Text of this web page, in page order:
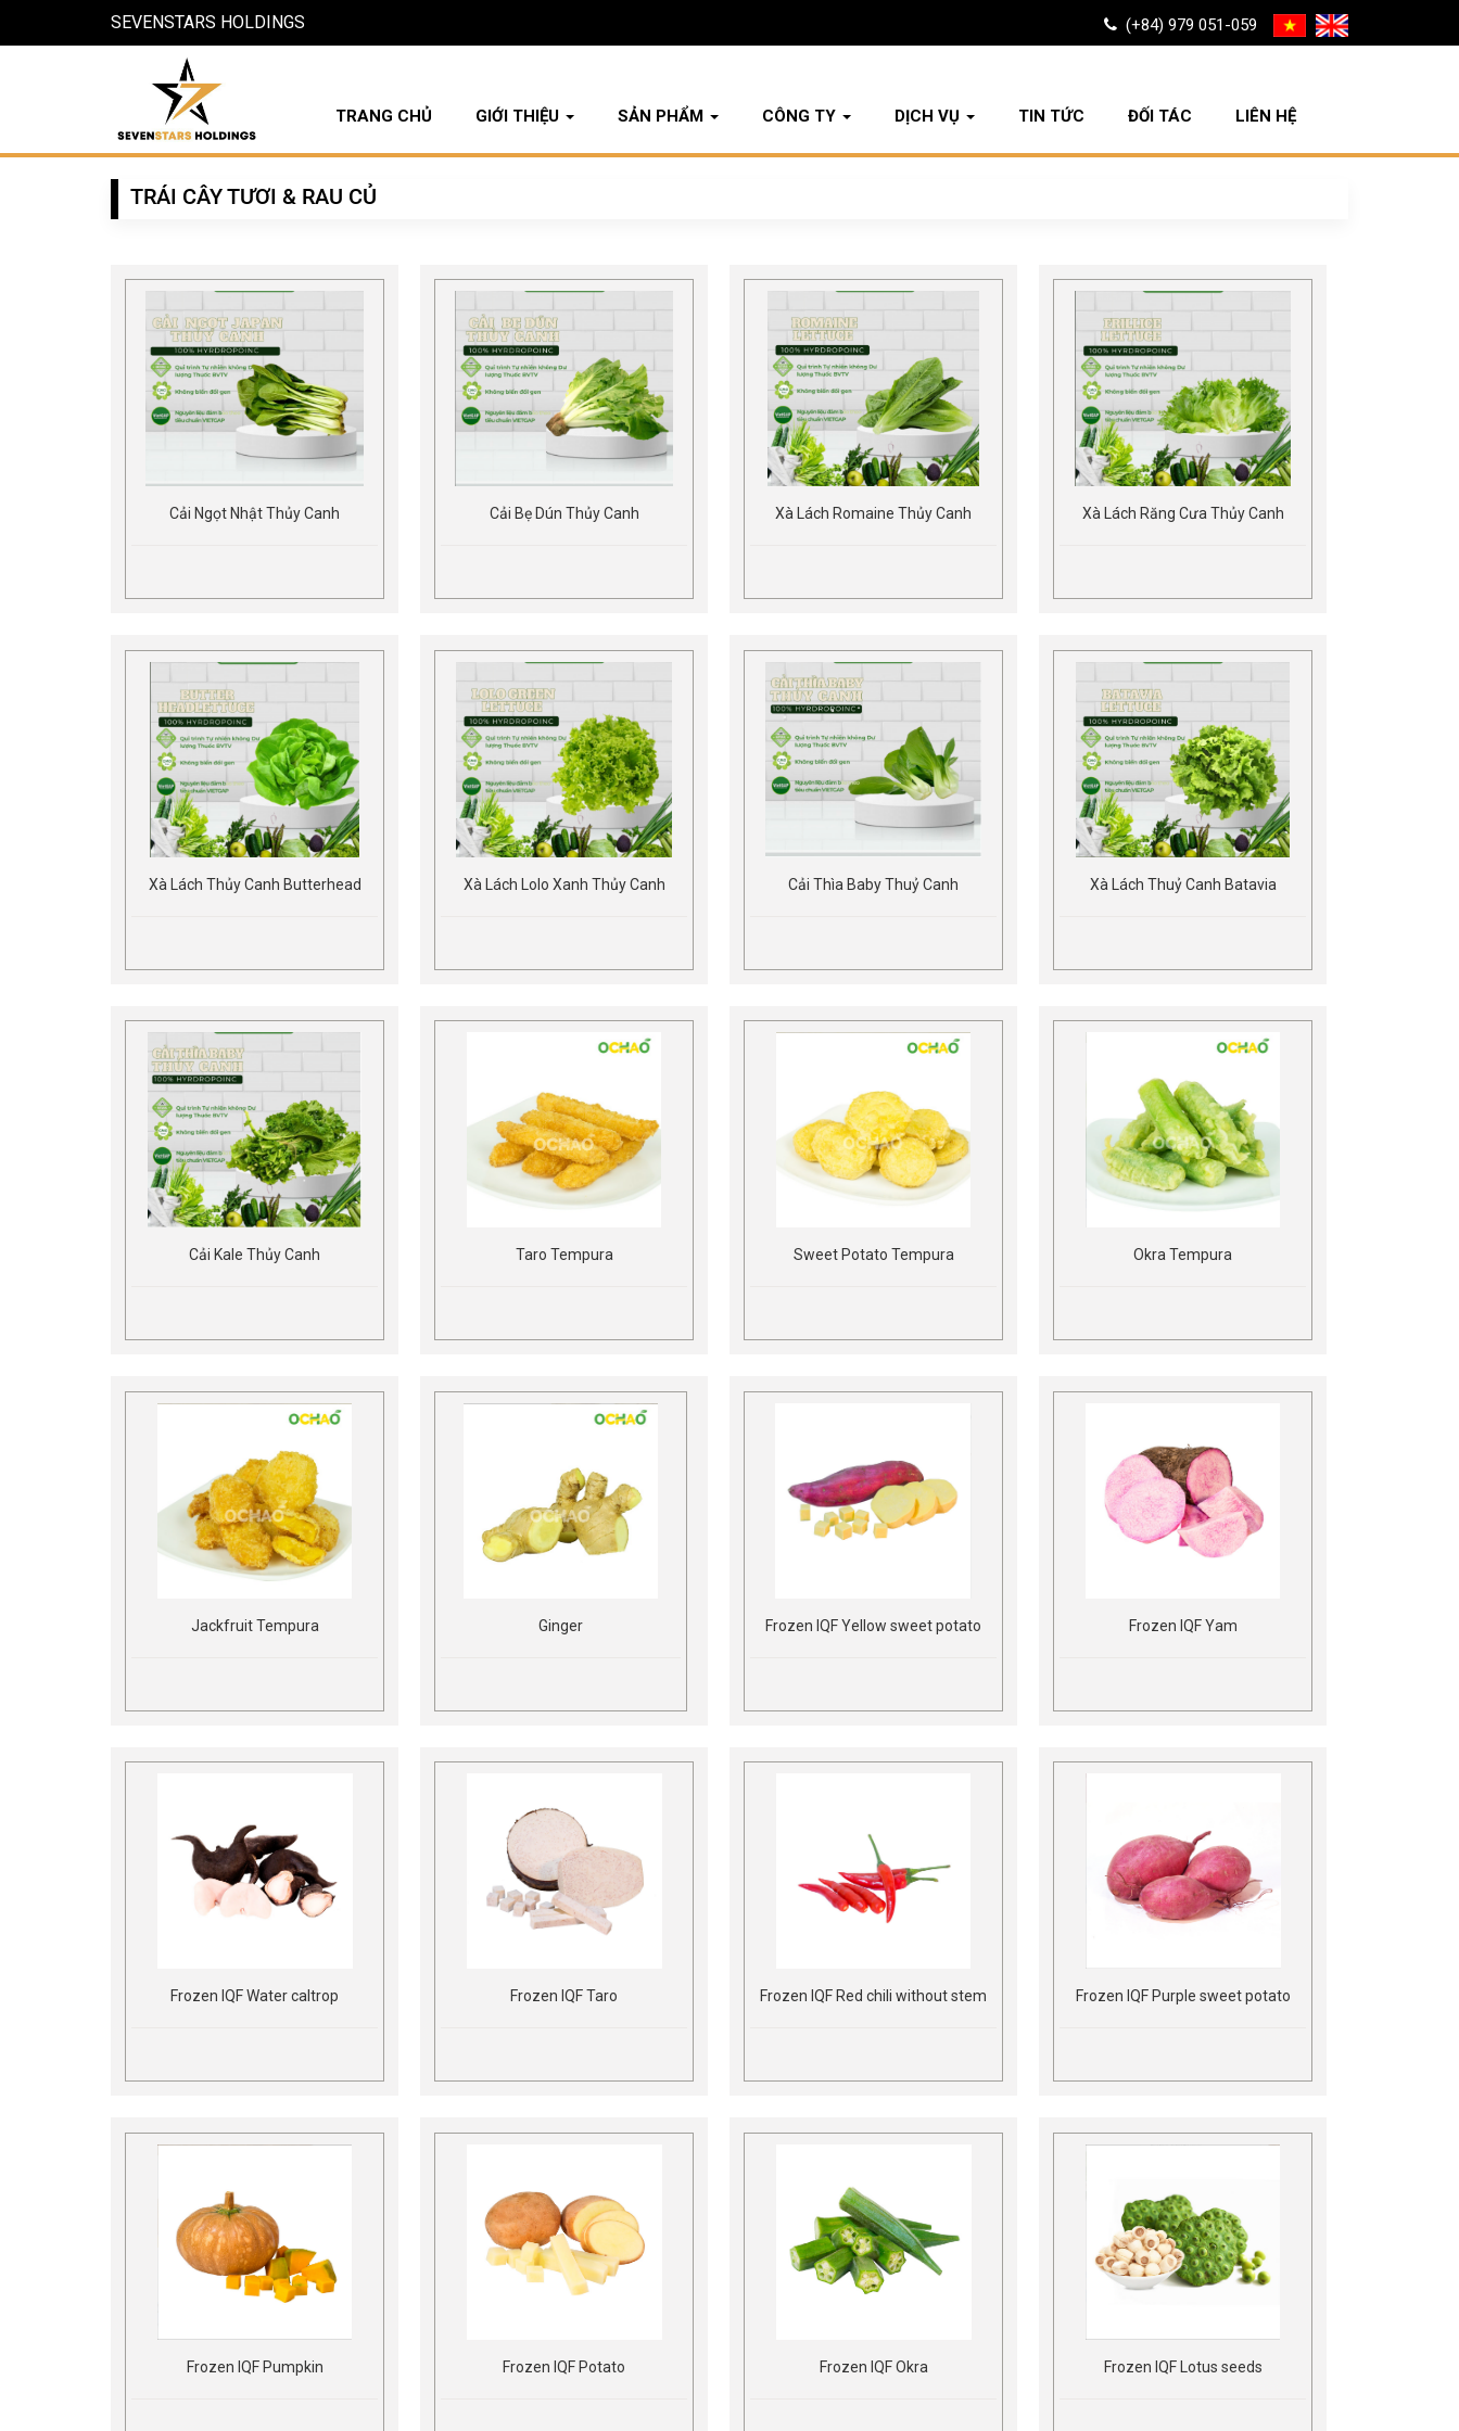
SEVENSTARS HOLDINGS (+84) 979 051-059
TRANG CHỦ GIỚI THIỆU SẢN PHẨM CÔNG TY DỊCH VỤ TIN TỨC ĐỐI TÁC LIÊN HỆ
TRÁI CÂY TƯƠI & RAU CỦ
Cải Ngọt Nhật Thủy Canh Cải Bẹ Dún Thủy Canh Xà Lách Romaine Thủy Canh Xà Lách Răng Cưa Thủy Canh
Xà Lách Thủy Canh Butterhead Xà Lách Lolo Xanh Thủy Canh Cải Thìa Baby Thuỷ Canh Xà Lách Thuỷ Canh Batavia
Cải Kale Thủy Canh Taro Tempura Sweet Potato Tempura Okra Tempura
Jackfruit Tempura Ginger Frozen IQF Yellow sweet potato Frozen IQF Yam
Frozen IQF Water caltrop Frozen IQF Taro Frozen IQF Red chili without stem Frozen IQF Purple sweet potato
Frozen IQF Pumpkin Frozen IQF Potato Frozen IQF Okra Frozen IQF Lotus seeds